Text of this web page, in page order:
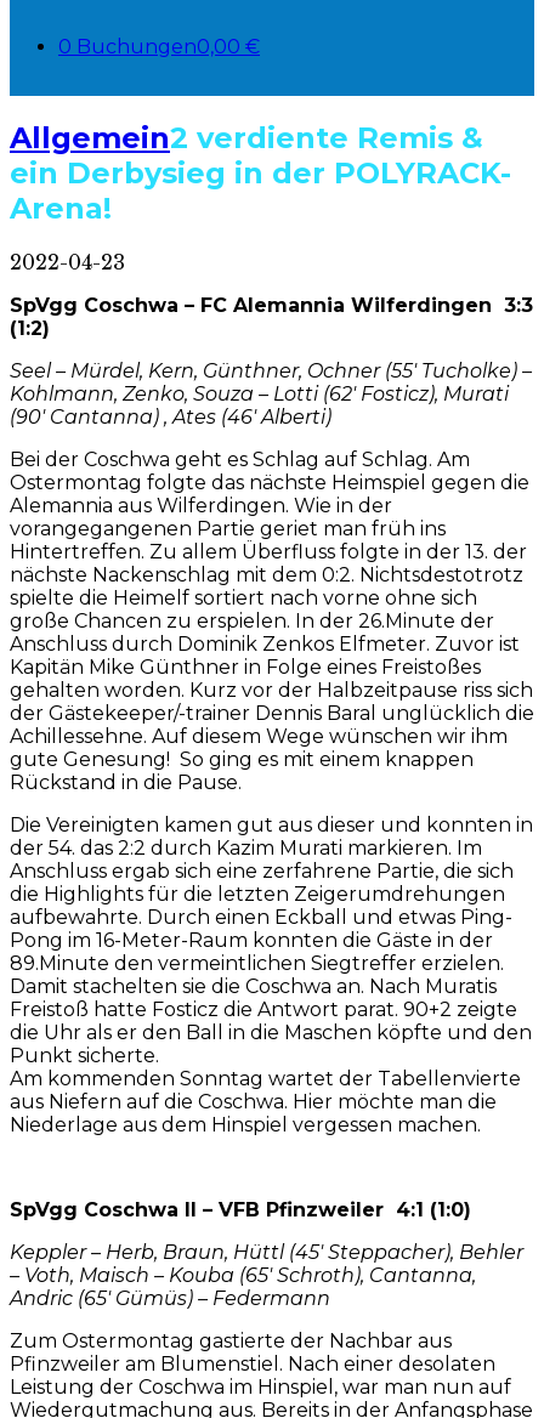
0 Buchungen0,00 €
Allgemein2 verdiente Remis &
ein Derbysieg in der POLYRACK-
Arena!
2022-04-23
SpVgg Coschwa – FC Alemannia Wilferdingen 3:3
(1:2)
Seel – Mürdel, Kern, Günthner, Ochner (55′ Tucholke) –
Kohlmann, Zenko, Souza – Lotti (62′ Fosticz), Murati
(90′ Cantanna) , Ates (46′ Alberti)
Bei der Coschwa geht es Schlag auf Schlag. Am
Ostermontag folgte das nächste Heimspiel gegen die
Alemannia aus Wilferdingen. Wie in der
vorangegangenen Partie geriet man früh ins
Hintertreffen. Zu allem Überfluss folgte in der 13. der
nächste Nackenschlag mit dem 0:2. Nichtsdestotrotz
spielte die Heimelf sortiert nach vorne ohne sich
große Chancen zu erspielen. In der 26.Minute der
Anschluss durch Dominik Zenkos Elfmeter. Zuvor ist
Kapitän Mike Günthner in Folge eines Freistoßes
gehalten worden. Kurz vor der Halbzeitpause riss sich
der Gästekeeper/-trainer Dennis Baral unglücklich die
Achillessehne. Auf diesem Wege wünschen wir ihm
gute Genesung! So ging es mit einem knappen
Rückstand in die Pause.
Die Vereinigten kamen gut aus dieser und konnten in
der 54. das 2:2 durch Kazim Murati markieren. Im
Anschluss ergab sich eine zerfahrene Partie, die sich
die Highlights für die letzten Zeigerumdrehungen
aufbewahrte. Durch einen Eckball und etwas Ping-
Pong im 16-Meter-Raum konnten die Gäste in der
89.Minute den vermeintlichen Siegtreffer erzielen.
Damit stachelten sie die Coschwa an. Nach Muratis
Freistoß hatte Fosticz die Antwort parat. 90+2 zeigte
die Uhr als er den Ball in die Maschen köpfte und den
Punkt sicherte.
Am kommenden Sonntag wartet der Tabellenvierte
aus Niefern auf die Coschwa. Hier möchte man die
Niederlage aus dem Hinspiel vergessen machen.
SpVgg Coschwa II – VFB Pfinzweiler 4:1 (1:0)
Keppler – Herb, Braun, Hüttl (45′ Steppacher), Behler
– Voth, Maisch – Kouba (65′ Schroth), Cantanna,
Andric (65′ Gümüs) – Federmann
Zum Ostermontag gastierte der Nachbar aus
Pfinzweiler am Blumenstiel. Nach einer desolaten
Leistung der Coschwa im Hinspiel, war man nun auf
Wiedergutmachung aus. Bereits in der Anfangsphase